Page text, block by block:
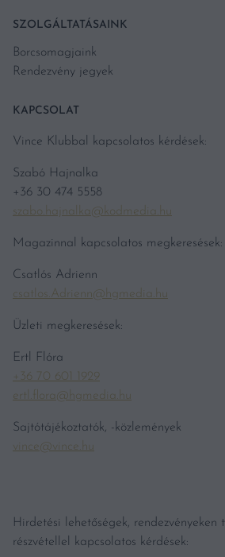
SZOLGÁLTATÁSAINK
Borcsomagjaink
Rendezvény jegyek
KAPCSOLAT
Vince Klubbal kapcsolatos kérdések:
Szabó Hajnalka
+36 30 474 5558
szabo.hajnalka@kodmedia.hu
Magazinnal kapcsolatos megkeresések:
Csatlós Adrienn
csatlos.Adrienn@hgmedia.hu
Üzleti megkeresések:
Ertl Flóra
+36 70 601 1929
ertl.flora@hgmedia.hu
Sajtótájékoztatók, -közlemények
vince@vince.hu
Hirdetési lehetőségek, rendezvényeken
részvétellel kapcsolatos kérdések: